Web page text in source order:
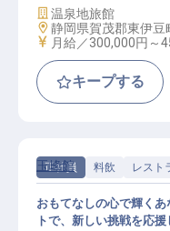
施設業態
温泉地旅館
勤務地
静岡県賀茂郡東伊豆
給与
月給／300,000円～
キープする
正社員 料飲 レスト
玉峰館
おもてなしの心で輝く
トで、新しい挑戦を応援